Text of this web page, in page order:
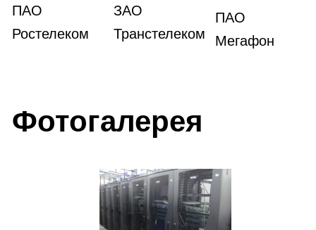
ПАО
Ростелеком
ЗАО
Транстелеком
ПАО
Мегафон
Фотогалерея